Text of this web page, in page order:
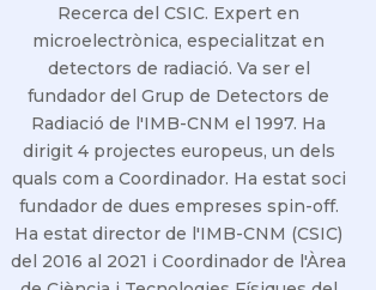
Recerca del CSIC. Expert en
microelectrònica, especialitzat en
detectors de radiació. Va ser el
fundador del Grup de Detectors de
Radiació de l'IMB-CNM el 1997. Ha
dirigit 4 projectes europeus, un dels
quals com a Coordinador. Ha estat soci
fundador de dues empreses spin-off.
Ha estat director de l'IMB-CNM (CSIC)
del 2016 al 2021 i Coordinador de l'Àrea